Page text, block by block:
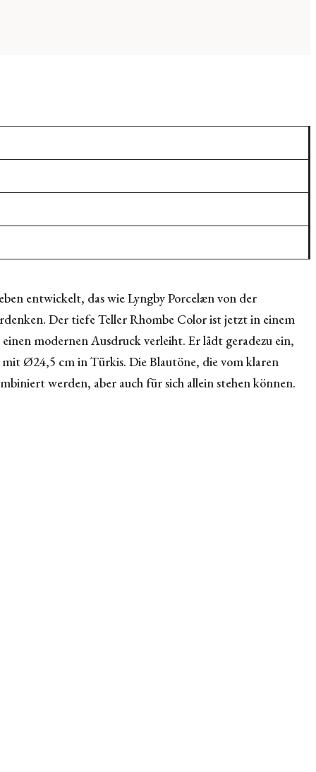
entwickelt, das wie Lyngby Porcelæn von der
Der tiefe Teller Rhombe Color ist jetzt in einem
modernen Ausdruck verleiht. Er lädt geradezu ein,
mit Ø24,5 cm in Türkis. Die Blautöne, die vom klaren
werden, aber auch für sich allein stehen können.